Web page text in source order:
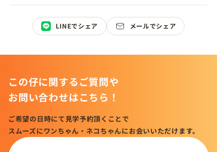
LINEでシェア メールでシェア
この仔に関するご質問や
お問い合わせはこちら！
ご希望の日時にて見学予約頂くことで
スムーズにワンちゃん・ネコちゃんにお会いいただけます。